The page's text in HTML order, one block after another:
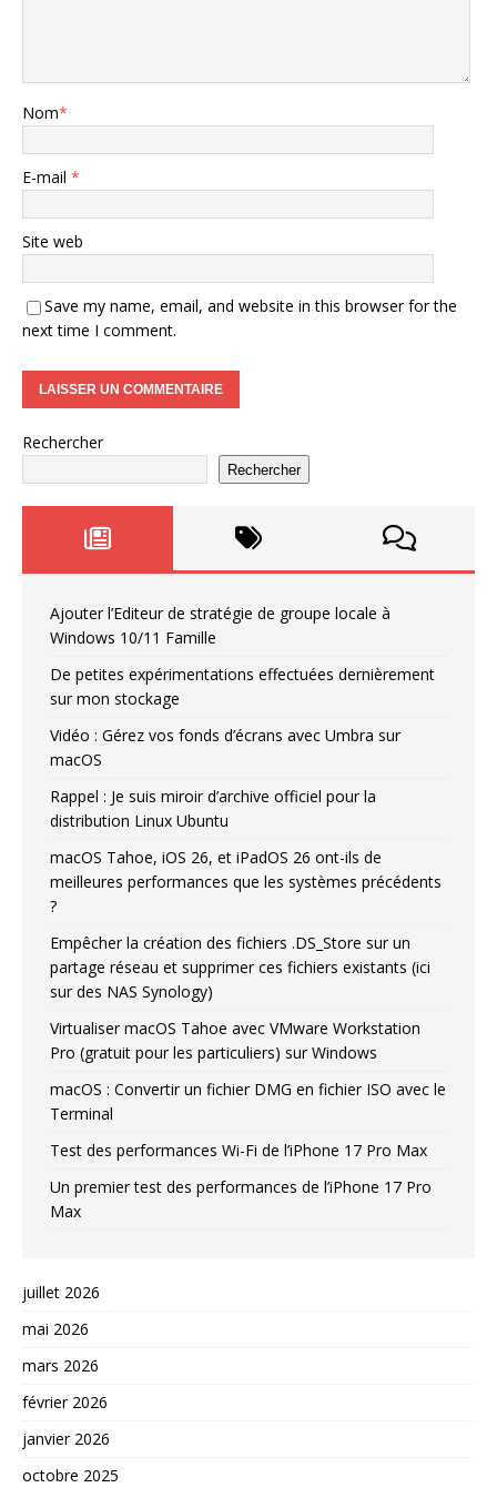
Nom*
E-mail *
Site web
Save my name, email, and website in this browser for the
next time I comment.
Rechercher
Rechercher
Ajouter l’Editeur de stratégie de groupe locale à
Windows 10/11 Famille
De petites expérimentations effectuées dernièrement
sur mon stockage
Vidéo : Gérez vos fonds d’écrans avec Umbra sur
macOS
Rappel : Je suis miroir d’archive officiel pour la
distribution Linux Ubuntu
macOS Tahoe, iOS 26, et iPadOS 26 ont-ils de
meilleures performances que les systèmes précédents
?
Empêcher la création des fichiers .DS_Store sur un
partage réseau et supprimer ces fichiers existants (ici
sur des NAS Synology)
Virtualiser macOS Tahoe avec VMware Workstation
Pro (gratuit pour les particuliers) sur Windows
macOS : Convertir un fichier DMG en fichier ISO avec le
Terminal
Test des performances Wi-Fi de l’iPhone 17 Pro Max
Un premier test des performances de l’iPhone 17 Pro
Max
juillet 2026
mai 2026
mars 2026
février 2026
janvier 2026
octobre 2025